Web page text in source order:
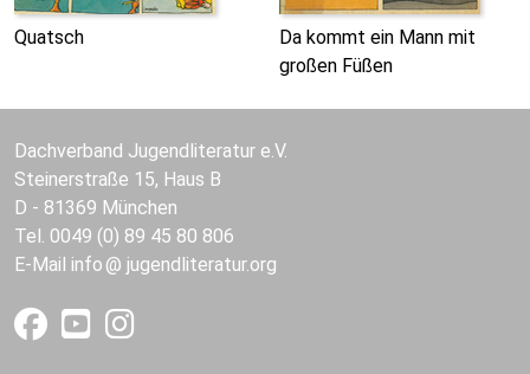
Quatsch
Da kommt ein Mann mit
großen Füßen
Dachverband Jugendliteratur e.V.
Steinerstraße 15, Haus B
D - 81369 München
Tel. 0049 (0) 89 45 80 806
E-Mail info jugendliteratur.org